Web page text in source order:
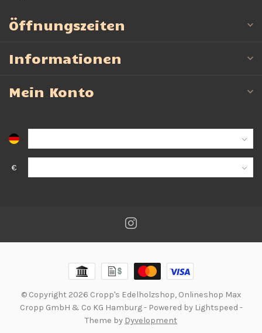
Öffnungszeiten
Informationen
Mein Konto
€
© Copyright 2026 Cropp's Edelholzshop, Onlineshop Max
Cropp GmbH & Co KG Hamburg- Powered by Lightspeed -
Theme by Dyvelopment